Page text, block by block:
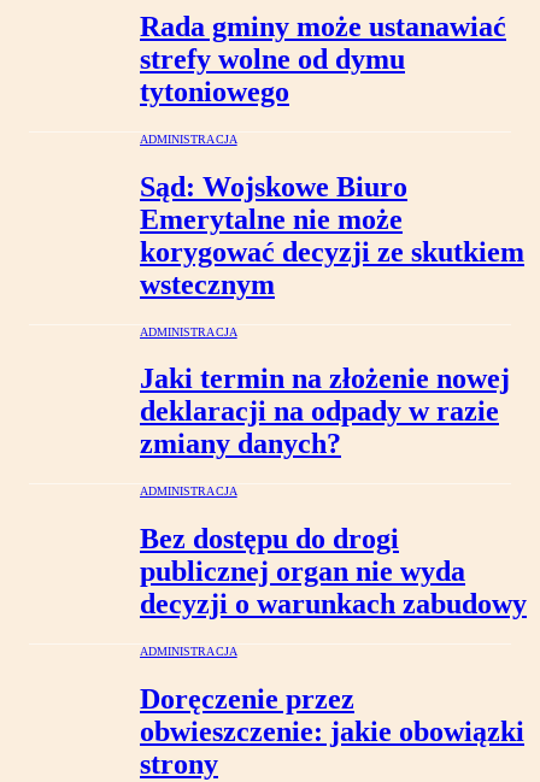
Rada gminy może ustanawiać
strefy wolne od dymu
tytoniowego
ADMINISTRACJA
Sąd: Wojskowe Biuro
Emerytalne nie może
korygować decyzji ze skutkiem
wstecznym
ADMINISTRACJA
Jaki termin na złożenie nowej
deklaracji na odpady w razie
zmiany danych?
ADMINISTRACJA
Bez dostępu do drogi
publicznej organ nie wyda
decyzji o warunkach zabudowy
ADMINISTRACJA
Doręczenie przez
obwieszczenie: jakie obowiązki
strony